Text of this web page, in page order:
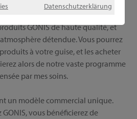
Datenschutzerklärung
je vous présenterai, à
GONIS de haute qualité, et
détendue. Vous pourrez
à votre guise, et les acheter
alors de notre vaste programme
par mes soins.
un modèle commercial unique.
vous bénéficierez de